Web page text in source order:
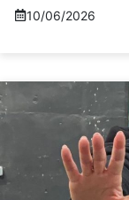
10/06/2026